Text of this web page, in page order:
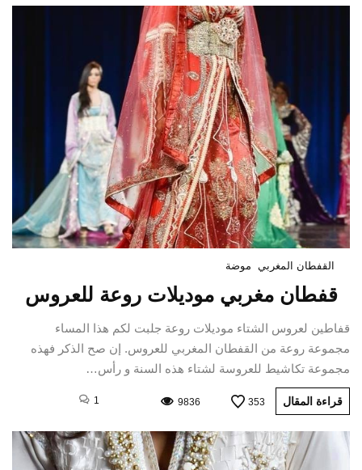
القفطان المغربي موضة
قفطان مغربي موديلات روعة للعروس
قفاطين لعروس الشتاء موديلات روعة جلبت لكم هذا المساء
مجموعة روعة من القفطان المغربي للعروس. إن صح الذكر فهذه
مجموعة تكاشيط للعروسة لشتاء هذه السنة و رأس…
قراءة المقال 353
9836
1